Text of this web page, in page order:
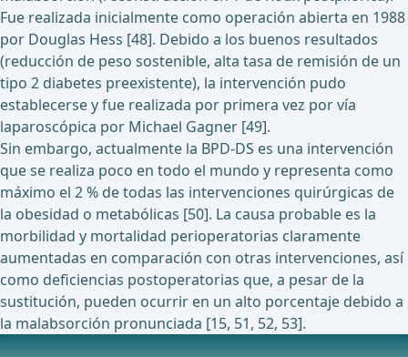
Fue realizada inicialmente como operación abierta en 1988
por Douglas Hess [48]. Debido a los buenos resultados
(reducción de peso sostenible, alta tasa de remisión de un
tipo 2 diabetes preexistente), la intervención pudo
establecerse y fue realizada por primera vez por vía
laparoscópica por Michael Gagner [49].
Sin embargo, actualmente la BPD-DS es una intervención
que se realiza poco en todo el mundo y representa como
máximo el 2 % de todas las intervenciones quirúrgicas de
la obesidad o metabólicas [50]. La causa probable es la
morbilidad y mortalidad perioperatorias claramente
aumentadas en comparación con otras intervenciones, así
como deficiencias postoperatorias que, a pesar de la
sustitución, pueden ocurrir en un alto porcentaje debido a
la malabsorción pronunciada [15, 51, 52, 53].
Estudios en curso actuales sobre este tema